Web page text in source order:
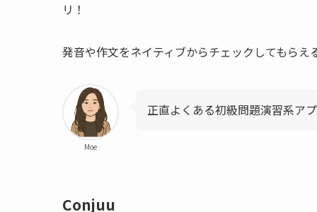
リ！
発音や作文をネイティブからチェックしてもらえ
Moe
正直よくある初級問題演習系ア
Conjuu